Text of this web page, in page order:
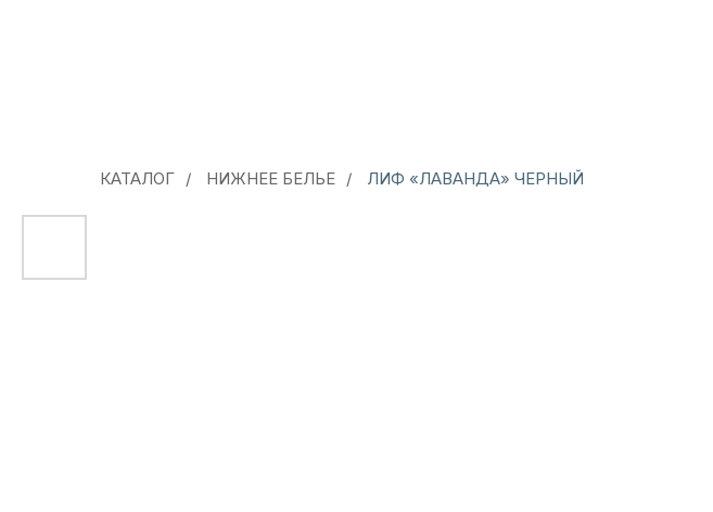
КАТАЛОГ / НИЖНЕЕ БЕЛЬЕ / ЛИФ «ЛАВАНДА» ЧЕРНЫЙ